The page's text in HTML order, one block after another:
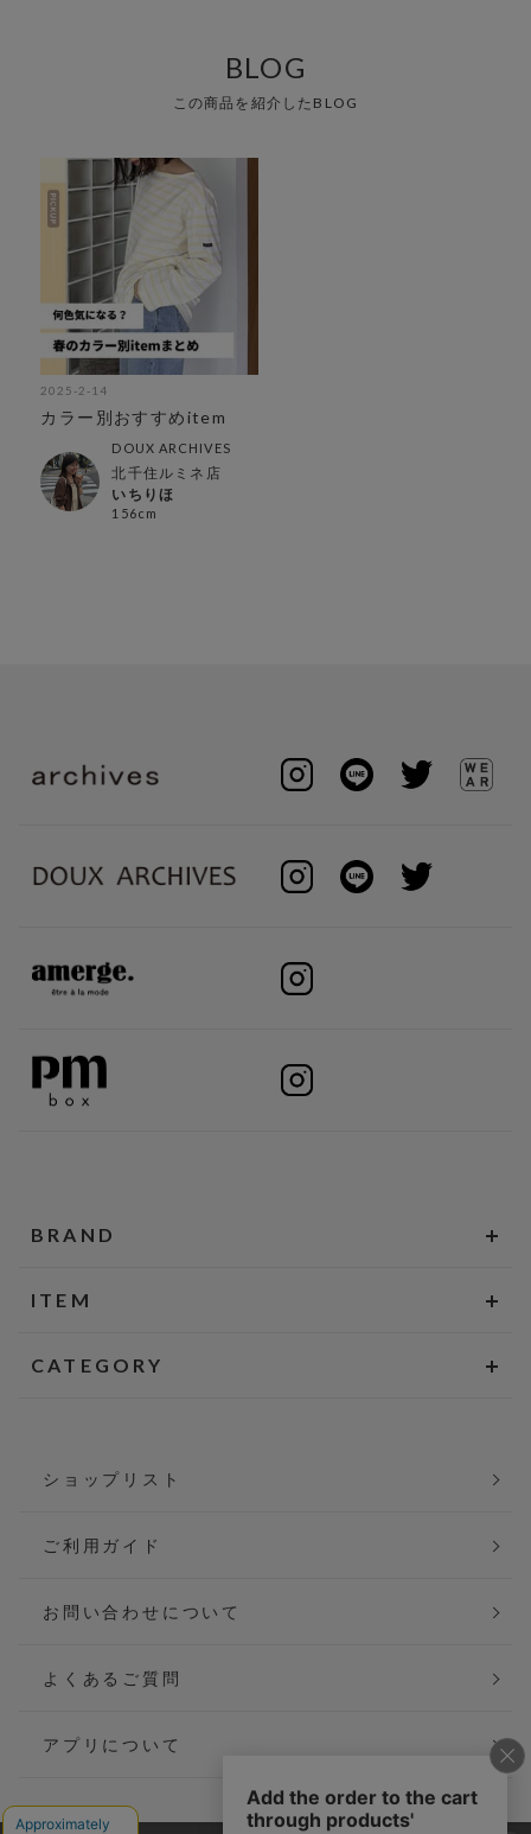
BLOG
この商品を紹介したBLOG
2025-2-14
カラー別おすすめitem
DOUX ARCHIVES
北千住ルミネ店
いちりほ
156cm
BRAND
ITEM
CATEGORY
ショップリスト
ご利用ガイド
お問い合わせについて
よくあるご質問
アプリについて